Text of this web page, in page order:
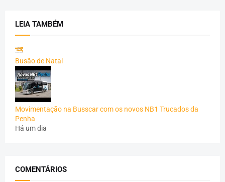
LEIA TAMBÉM
Busão de Natal
Movimentação na Busscar com os novos NB1 Trucados da
Penha
Há um dia
COMENTÁRIOS